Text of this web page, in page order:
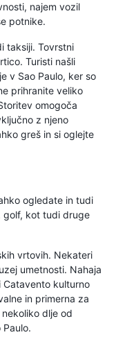
najem vozil
potnike.
taksiji. Tovrstni
Turisti našli
v Sao Paulo, ker so
prihranite veliko
omogoča
z njeno
greš in si oglejte
ogledate in tudi
golf, kot tudi druge
vrtovih. Nekateri
umetnosti. Nahaja
kulturno
in primerna za
dlje od